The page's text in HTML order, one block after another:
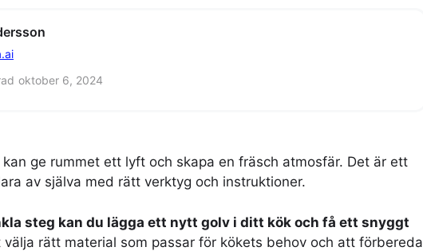
oktober 6, 2024
ge rummet ett lyft och skapa en fräsch atmosfär. Det är ett
av själva med rätt verktyg och instruktioner.
steg kan du lägga ett nytt golv i ditt kök och få ett snyggt
rätt material som passar för kökets behov och att förbereda